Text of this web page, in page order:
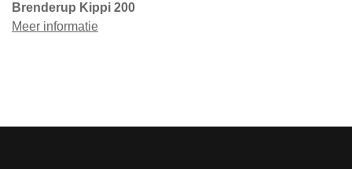
Brenderup Kippi 200
Meer informatie